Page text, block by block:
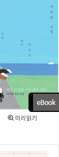
미리읽기